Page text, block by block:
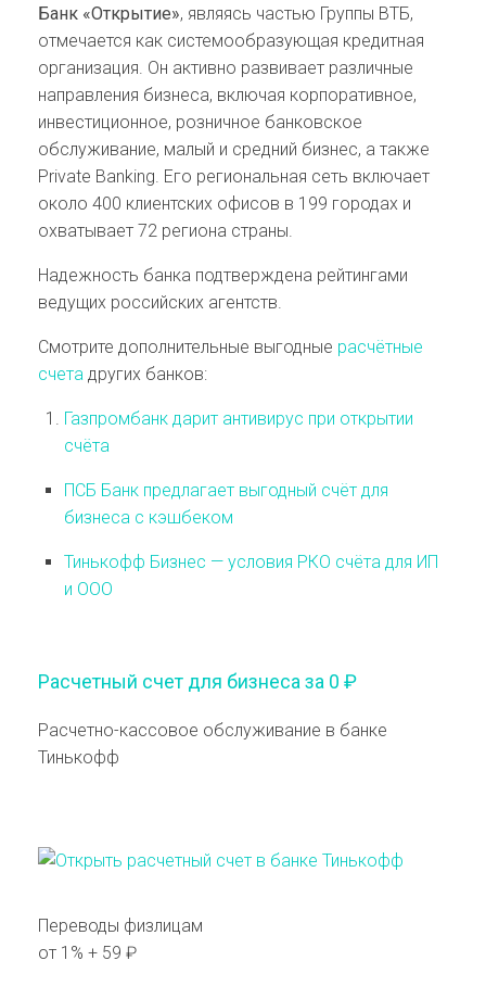
Банк «Открытие», являясь частью Группы ВТБ,
отмечается как системообразующая кредитная
организация. Он активно развивает различные
направления бизнеса, включая корпоративное,
инвестиционное, розничное банковское
обслуживание, малый и средний бизнес, а также
Private Banking. Его региональная сеть включает
около 400 клиентских офисов в 199 городах и
охватывает 72 региона страны.
Надежность банка подтверждена рейтингами
ведущих российских агентств.
Смотрите дополнительные выгодные расчётные
счета других банков:
Газпромбанк дарит антивирус при открытии
счёта
ПСБ Банк предлагает выгодный счёт для
бизнеса с кэшбеком
Тинькофф Бизнес — условия РКО счёта для ИП
и ООО
Расчетный счет для бизнеса за 0 ₽
Расчетно-кассовое обслуживание в банке
Тинькофф
Переводы физлицам
от 1% + 59 ₽